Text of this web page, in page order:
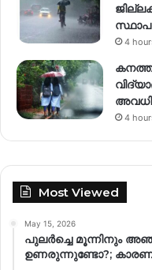
4
കനത്ത
അവധി
4
Most Viewed
May 15, 2026
പുലർച്ചെ മൂന്നിനും
ഉണരുന്നുണ്ടോ?;